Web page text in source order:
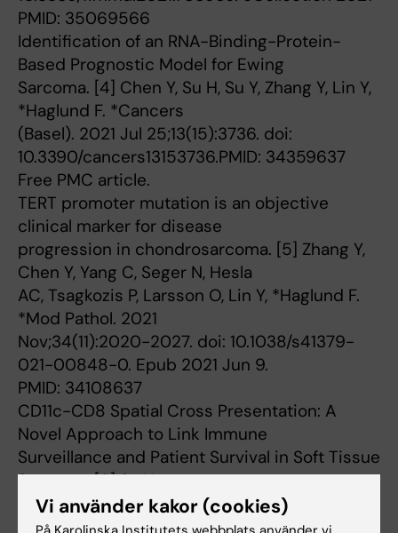
PMID: 35069566
Identification of an RNA-Binding-Protein-
Based Prognostic Model for Ewing
Sarcoma. [4] Chen Y, Su H, Su Y, Zhang Y, Lin Y,
*Haglund F. *Cancers
(Basel). 2021 Jul 25;13(15):3736. doi:
10.3390/cancers13153736.PMID: 34359637
Free PMC article.
TERT promoter mutation is an objective
clinical marker for disease
progression in chondrosarcoma. [5] Zhang Y,
Chen Y, Yang C, Seger N, Hesla
AC, Tsagkozis P, Larsson O, Lin Y, *Haglund F.
*Mod Pathol. 2021
Nov;34(11):2020-2027. doi: 10.1038/s41379-
021-00848-0. Epub 2021 Jun 9.
PMID: 34108637
CD11c-CD8 Spatial Cross Presentation: A
Novel Approach to Link Immune
Surveillance and Patient Survival in Soft Tissue
Sarcoma. [6] Su Y,
Tsagkozis P, Papakonstantinou A, Tobin NP,
Gultekin O, Malmerfelt A,
Vi använder kakor (cookies)